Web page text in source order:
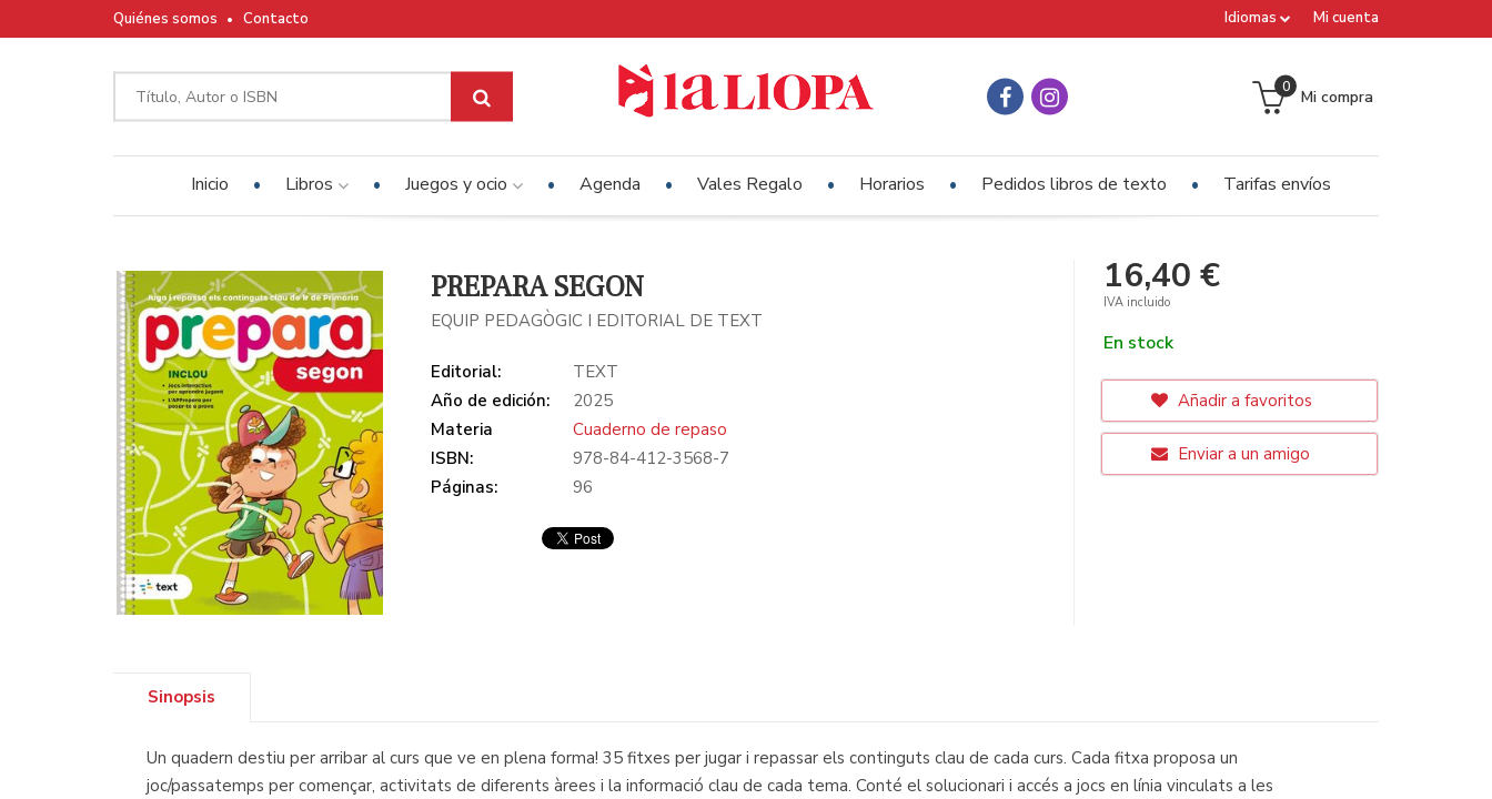
Mi cuenta
Idiomas
Quiénes somos Contacto
Mi compra
0
Inicio Libros Juegos y ocio Agenda Vales Regalo Horarios Pedidos libros de texto Tarifas envíos
PREPARA SEGON
EQUIP PEDAGÒGIC I EDITORIAL DE TEXT
Editorial:
TEXT
Año de edición:
2025
Materia
Cuaderno de repaso
ISBN:
978-84-412-3568-7
Páginas:
96
16,40 €
IVA incluido
En stock
Añadir a favoritos
Enviar a un amigo
Sinopsis
Un quadern destiu per arribar al curs que ve en plena forma! 35 fitxes per jugar i repassar els continguts clau de cada curs. Cada fitxa proposa un
joc/passatemps per començar, activitats de diferents àrees i la informació clau de cada tema. Conté el solucionari i accés a jocs en línia vinculats a les